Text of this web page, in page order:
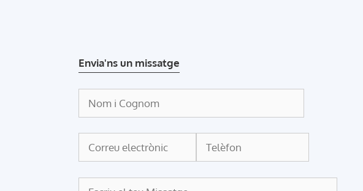
Envia'ns un missatge